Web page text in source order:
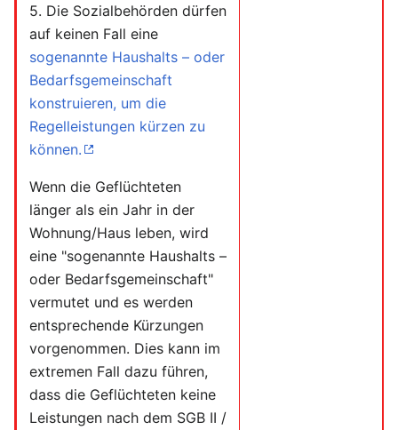
5. Die Sozialbehörden dürfen
auf keinen Fall eine
sogenannte Haushalts – oder
Bedarfsgemeinschaft
konstruieren, um die
Regelleistungen kürzen zu
können.
Wenn die Geflüchteten
länger als ein Jahr in der
Wohnung/Haus leben, wird
eine "sogenannte Haushalts –
oder Bedarfsgemeinschaft"
vermutet und es werden
entsprechende Kürzungen
vorgenommen. Dies kann im
extremen Fall dazu führen,
dass die Geflüchteten keine
Leistungen nach dem SGB II /